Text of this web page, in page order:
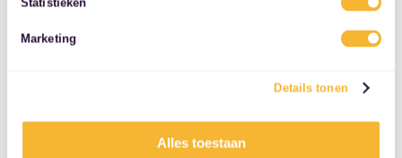
Statistieken
Marketing
Details tonen
Alles toestaan
Tankinhoud
Aantal zitplaatsen